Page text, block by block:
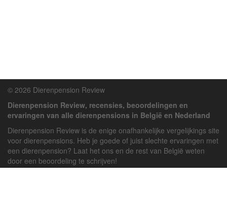
© 2026 Dierenpension Review
Dierenpension Review, recensies, beoordelingen en
ervaringen van alle dierenpensions in België en Nederland
Dierenpension Review is de enige onafhankelijke vergelijkings site
voor dierenpensions. Heb je goede of juist slechte ervaringen met
een dierenpension? Laat het ons en de rest van België weten
door een beoordeling te schrijven!